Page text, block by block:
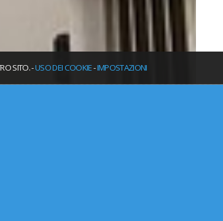
SITO. -USO DEI COOKIE-IMPOSTAZIONI